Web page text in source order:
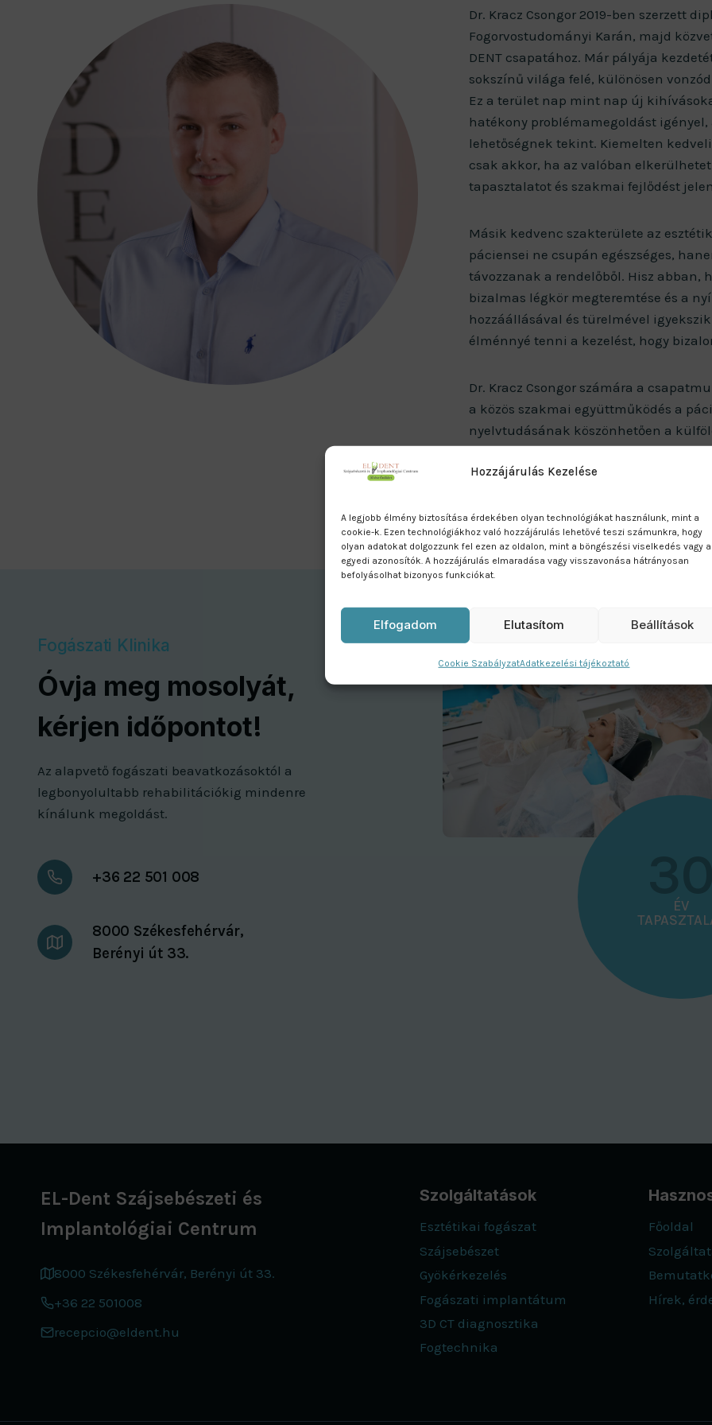
Hozzájárulás Kezelése
A legjobb élmény biztosítása érdekében olyan technológiákat használunk, mint a
cookie-k. Ezen technológiákhoz való hozzájárulás lehetővé teszi számunkra, hogy
olyan adatokat dolgozzunk fel ezen az oldalon, mint a böngészési viselkedés vagy
egyedi azonosítók. A hozzájárulás elmaradása vagy visszavonása hátrányosan
befolyásolhat bizonyos funkciókat.
Elfogadom Elutasítom Beállítások
Cookie SzabályzatAdatkezelési tájékoztató
Dr. Kracz Csongor 2019-ben szerzett
Fogorvostudományi Karán, majd
DENT csapatához. Már pályája
sokszínű világa felé, különösen
Ez a terület nap mint nap új
hatékony problémamegoldást
lehetőségnek tekint. Kiemelten
csak akkor, ha az valóban
tapasztalatot és szakmai fejlődést
Másik kedvenc szakterülete az
páciensei ne csupán egészséges,
távozzanak a rendelőből. Hisz abban,
bizalmas légkör megteremtése és a
hozzáállásával és türelmével
élménnyé tenni a kezelést, hogy
Dr. Kracz Csongor számára a
a közös szakmai együttműködés a
nyelvtudásának köszönhetően a
számára nehézséget. Folyamatosan
a digitális fogászat legújabb
Fogászati Klinika
Óvja meg mosolyát,
kérjen időpontot!
Az alapvető fogászati beavatkozásoktól a
legbonyolultabb rehabilitációkig mindenre
kínálunk megoldást.
+36 22 501 008
8000 Székesfehérvár,
Berényi út 33.
ÉV
EL-Dent Szájsebészeti és
Implantológiai Centrum
8000 Székesfehérvár, Berényi út 33.
+36 22 501008
recepcio@eldent.hu
Szolgáltatások
Esztétikai fogászat
Szájsebészet
Gyökérkezelés
Fogászati implantátum
3D CT diagnosztika
Fogtechnika
Főoldal
Hírek,